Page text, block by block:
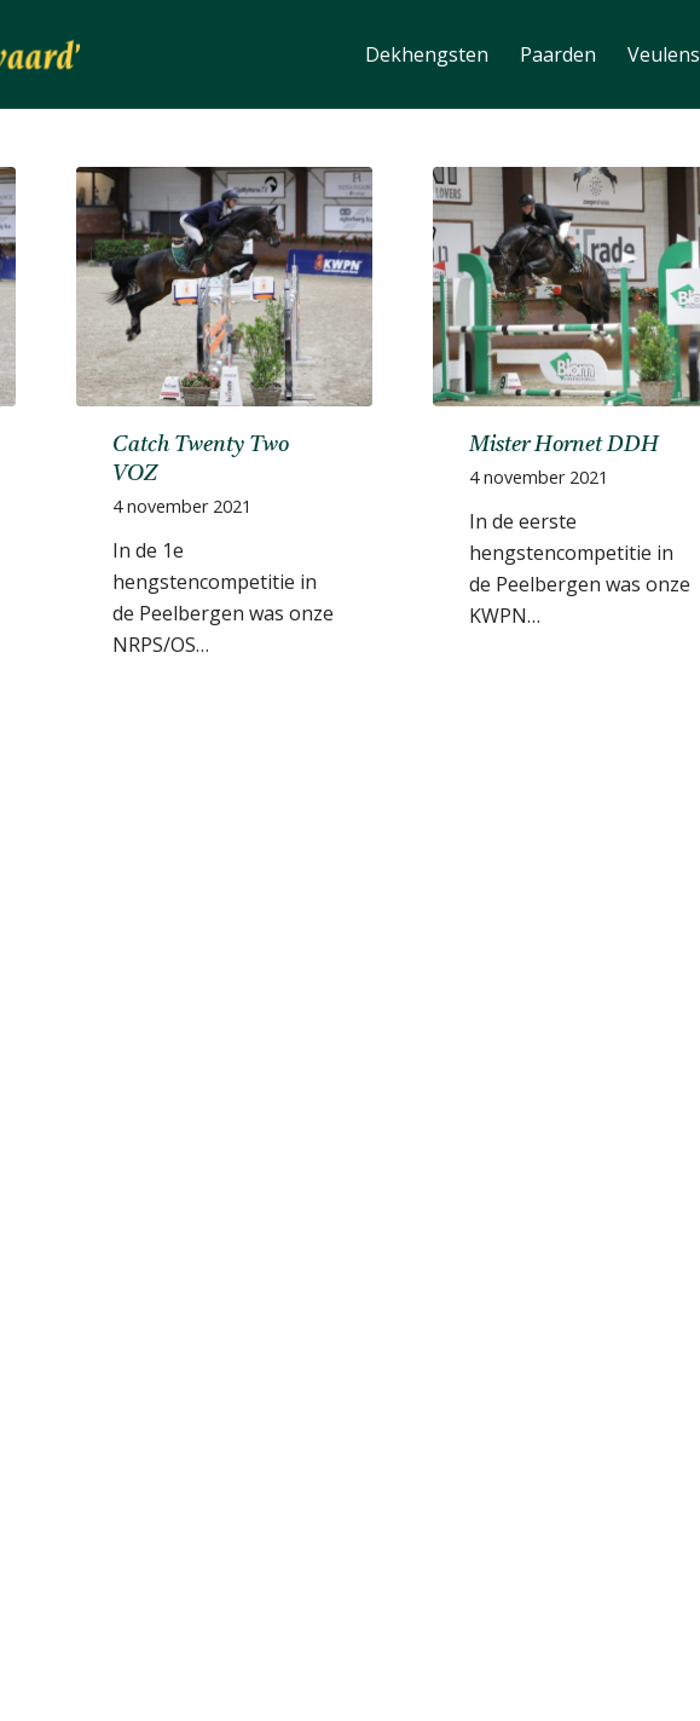
Dekhengsten Paarden Veulens
Catch Twenty Two
VOZ
4 november 2021
In de 1e
hengstencompetitie in
de Peelbergen was onze
NRPS/OS…
Mister Hornet DDH
4 november 2021
In de eerste
hengstencompetitie in
de Peelbergen was onze
KWPN…